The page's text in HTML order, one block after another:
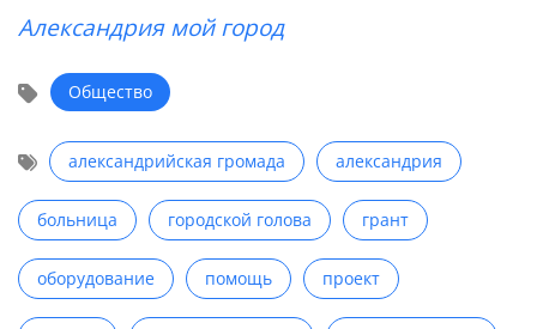
Александрия мой город
Общество
александрийская громада александрия
больница городской голова грант
оборудование помощь проект